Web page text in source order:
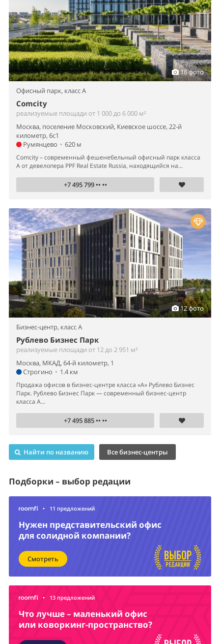
18 фото
Офисный парк, класс A
Comcity
реализуемые площади от 1 000 до 6 000 м²
Москва, поселение Московский, Киевское шоссе, 22-й
километр, 6с1
Румянцево • 620 м
Comcity – современный фешенебельный офисный парк класса
А от девелопера PPF Real Estate Russia, находящийся на...
+7 495 799 •• ••
12 фото
Бизнес-центр, класс A
Рублево Бизнес Парк
реализуемые площади от 12 до 2 951 м²
Москва, МКАД, 64-й километр, 1
Строгино • 1.4 км
Продажа офисов в бизнес-центре класса «А» Рублево Бизнес
Парк. Рублево Бизнес Парк — современный бизнес-центр
класса А...
+7 495 885 •• ••
Найти по названию Все бизнес-центры
Подборки – выбор редации
• 11 предложений
Нужен представительский офис
для солидной компании?
Смотреть
• 13 предложений
Что лучше – маленький офис
или коворкинг-пространство?